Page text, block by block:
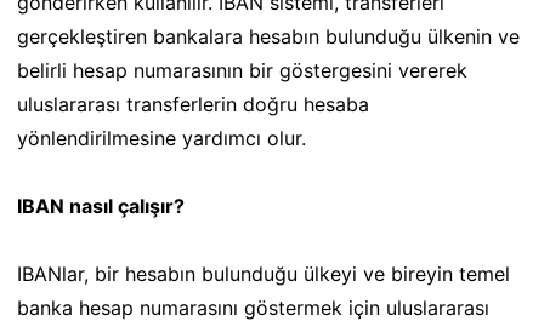
gerçekleştiren bankalara hesabın bulunduğu ülkenin ve
belirli hesap numarasının bir göstergesini vererek
uluslararası transferlerin doğru hesaba
yönlendirilmesine yardımcı olur.
IBAN nasıl çalışır?
IBANlar, bir hesabın bulunduğu ülkeyi ve bireyin temel
banka hesap numarasını göstermek için uluslararası